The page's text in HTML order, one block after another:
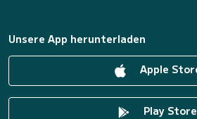
Unsere App herunterladen
Apple
Play Store